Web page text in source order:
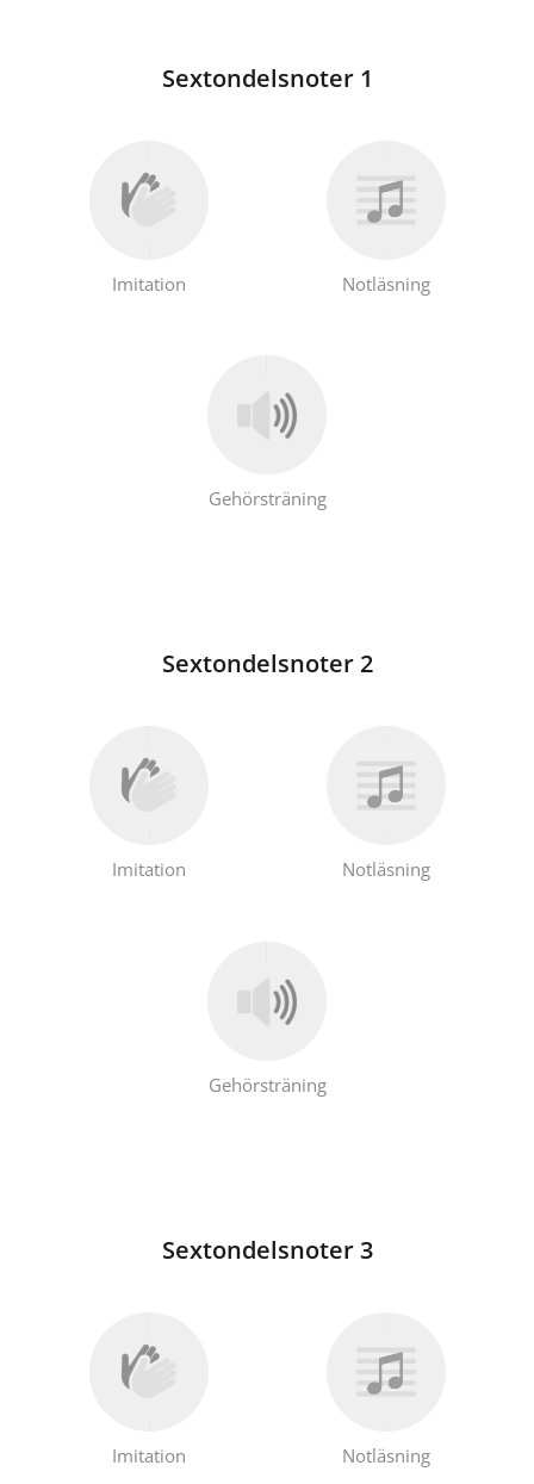
Sextondelsnoter 1
Imitation Notläsning
Gehörsträning
Sextondelsnoter 2
Imitation Notläsning
Gehörsträning
Sextondelsnoter 3
Imitation Notläsning